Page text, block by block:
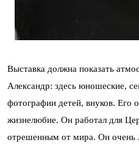
Выставка должна показать
Александр: здесь юношеские,
фотографии детей, внуков. Его
жизнелюбие. Он работал для
отрешенным от мира. Он очень